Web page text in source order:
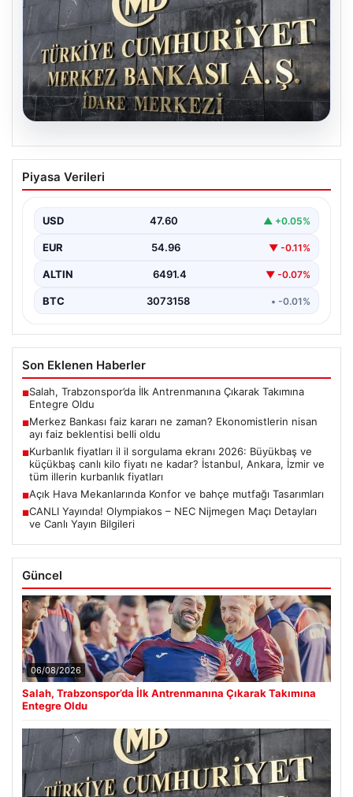
05.08.2026
Merkez Bankası faiz kararı ne zaman?
Ekonomistlerin nisan ayı faiz beklentisi
Piyasa Verileri
USD 47.60 ▲ +0.05%
EUR 54.96 ▼ -0.11%
ALTIN 6491.4 ▼ -0.07%
BTC 3073158 • -0.01%
Son Eklenen Haberler
■Salah, Trabzonspor’da İlk Antrenmanına Çıkarak Takımına
Entegre Oldu
■Merkez Bankası faiz kararı ne zaman? Ekonomistlerin nisan
ayı faiz beklentisi belli oldu
■Kurbanlık fiyatları il il sorgulama ekranı 2026: Büyükbaş ve
küçükbaş canlı kilo fiyatı ne kadar? İstanbul, Ankara, İzmir ve
tüm illerin kurbanlık fiyatları
■Açık Hava Mekanlarında Konfor ve bahçe mutfağı Tasarımları
■CANLI Yayında! Olympiakos – NEC Nijmegen Maçı Detayları
ve Canlı Yayın Bilgileri
Güncel
06/08/2026
Salah, Trabzonspor’da İlk Antrenmanına Çıkarak Takımına
Entegre Oldu